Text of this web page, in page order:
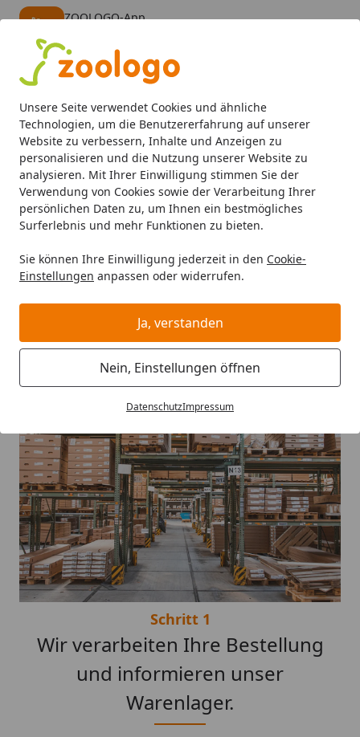
Unsere Seite verwendet Cookies und ähnliche
Technologien, um die Benutzererfahrung auf unserer
Website zu verbessern, Inhalte und Anzeigen zu
personalisieren und die Nutzung unserer Website zu
analysieren. Mit Ihrer Einwilligung stimmen Sie der
Verwendung von Cookies sowie der Verarbeitung Ihrer
persönlichen Daten zu, um Ihnen ein bestmögliches
Surferlebnis und mehr Funktionen zu bieten.
Sie können Ihre Einwilligung jederzeit in den Cookie-
Einstellungen anpassen oder widerrufen.
Ja, verstanden
Nein, Einstellungen öffnen
DatenschutzImpressum
ZOOLOGO-App
Alle Produkte
Mein Konto
Suchen
Startseite
So geht es weiter!
Bestellung von Paketware:
So geht's weiter!
Youtube-Video
Schritt 1
Wir verarbeiten Ihre Bestellung
und informieren unser
Warenlager.